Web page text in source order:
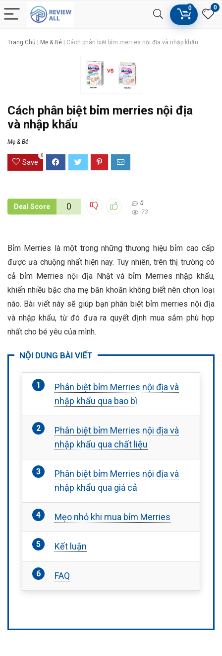
0 0
Trang Chủ Mẹ & Bé Cách phân biệt bỉm merries nội địa và nhập khẩu
Cách phân biệt bỉm merries nội địa
và nhập khẩu
Mẹ & Bé
Save
0
Deal Score 0
0
73
Bỉm Merries là một trong những thương hiệu bỉm cao cấp
được ưa chuộng nhất hiện nay. Tuy nhiên, trên thị trường có
cả bỉm Merries nội địa Nhật và bỉm Merries nhập khẩu,
khiến nhiều bậc cha mẹ băn khoăn không biết nên chọn loại
nào. Bài viết này sẽ giúp bạn phân biệt bỉm merries nội địa
và nhập khẩu, từ đó đưa ra quyết định mua sắm phù hợp
nhất cho bé yêu của mình.
NỘI DUNG BÀI VIẾT
Phân biệt bỉm Merries nội địa và
nhập khẩu qua bao bì
Phân biệt bỉm Merries nội địa và
nhập khẩu qua chất liệu
Phân biệt bỉm Merries nội địa và
nhập khẩu qua giá cả
Mẹo nhỏ khi mua bỉm Merries
Kết luận
FAQ